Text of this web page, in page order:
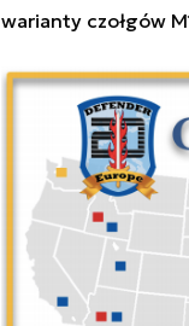
warianty czołgów